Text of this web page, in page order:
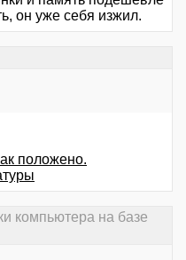
он уже себя изжил.
положено.
компьютера на базе